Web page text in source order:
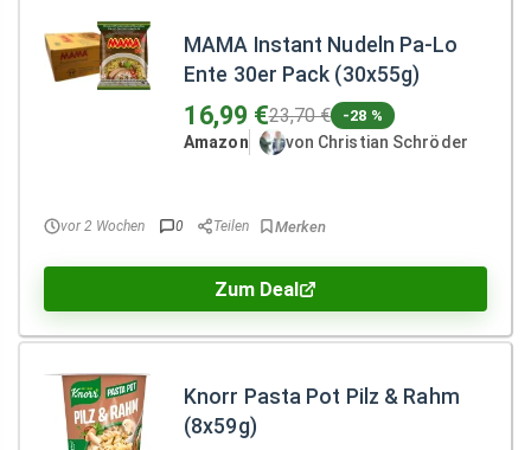
MAMA Instant Nudeln Pa-Lo
Ente 30er Pack (30x55g)
16,99 €23,70 € -28 %
Amazon von Christian Schröder
vor 2 Wochen 0 Teilen
Zum Deal
Knorr Pasta Pot Pilz & Rahm
(8x59g)